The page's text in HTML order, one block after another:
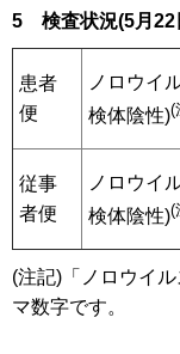
5 検査状況(5月22
患者
便
ノロウイ
検体陰性)(
従事
者便
ノロウイ
検体陰性)(
(注記)「ノロウイ
マ数字です。